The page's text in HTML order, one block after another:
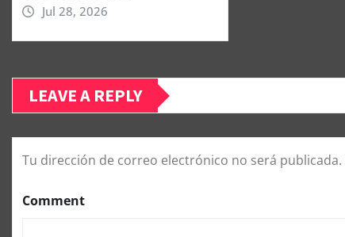
Jul 28, 2026
LEAVE A REPLY
Tu dirección de correo electrónico no será publicada.
Comment